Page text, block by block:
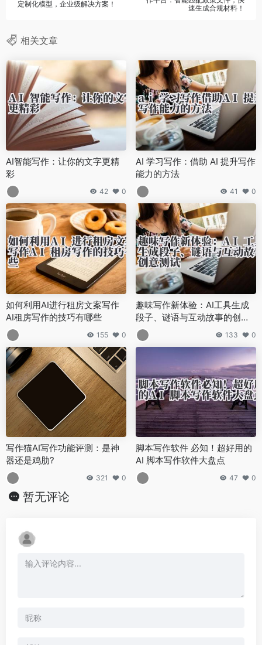
定制化模型，企业级解决方案！
速生成合规材料！
相关文章
AI智能写作：让你的文字更精
彩
42 0
AI 学习写作：借助 AI 提升写作
能力的方法
41 0
如何利用AI进行租房文案写作
AI租房写作的技巧有哪些
155 0
趣味写作新体验：AI工具生成
段子、谜语与互动故事的创意
测试
133 0
写作猫AI写作功能评测：是神
器还是鸡肋?
321 0
脚本写作软件 必知！超好用的
AI 脚本写作软件大盘点
47 0
暂无评论